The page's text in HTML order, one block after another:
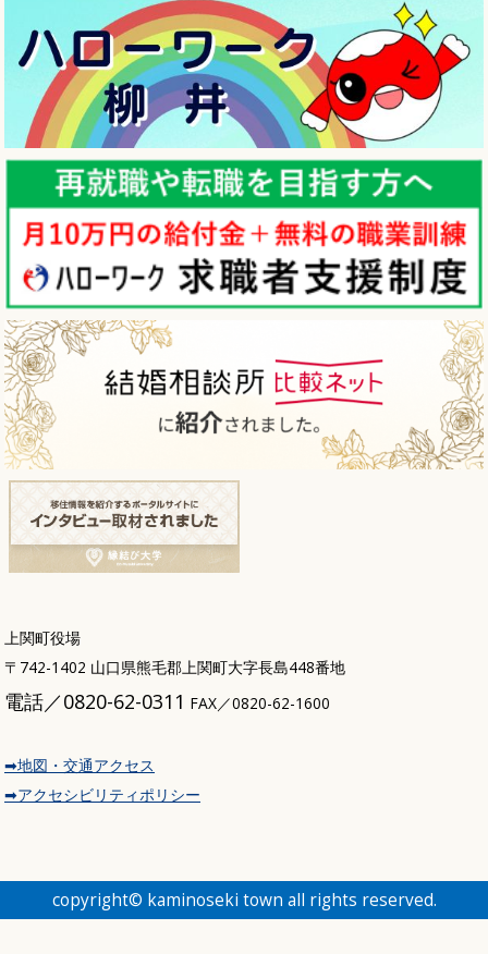
上関町役場
〒742-1402 山口県熊毛郡上関町大字長島448番地
電話／0820-62-0311 FAX／0820-62-1600
➡地図・交通アクセス
➡アクセシビリティポリシー
copyright© kaminoseki town all rights reserved.